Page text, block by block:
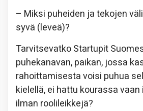
– Miksi puheiden ja tekojen
syvä (leveä)?
Tarvitsevatko Startupit
puhekanavan, paikan, jossa
rahoittamisesta voisi puhua
kielellä, ei hattu kourassa
ilman roolileikkejä?